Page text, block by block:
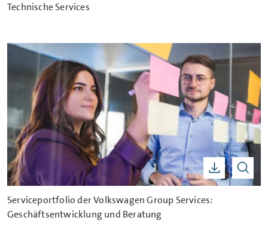
Technische Services
Serviceportfolio der Volkswagen Group Services:
Geschäftsentwicklung und Beratung